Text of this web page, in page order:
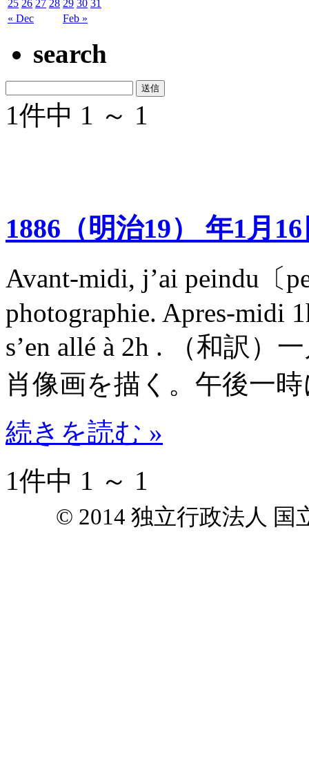
« Dec Feb »
25 26 27 28 29 30 31
search
1件中 1 ～ 1
1886（明治19） 年1月
Avant-midi, j’ai peindu〔
photographie. Apres-midi
s’en allé à 2h . （和訳）
肖像画を描く。午後一
続きを読む »
1件中 1 ～ 1
© 2014 独立行政法人 国